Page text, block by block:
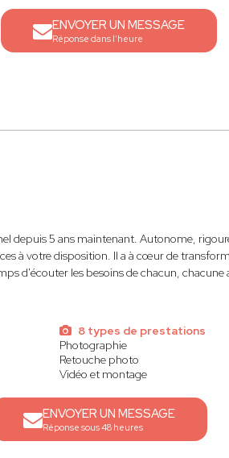
ENVOYER UN MESSAGE
Réponse dans l'heure
depuis 5 ans maintenant. Autonome,
à votre disposition. Il a à cœur de
d'écouter les besoins de chacun,
8 types de prestations
Photographie
Retouche photo
Vidéo et montage
ENVOYER UN MESSAGE
Réponse sous 48 heures